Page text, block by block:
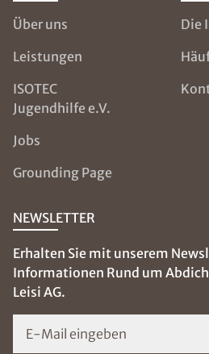
Über uns
Leistungen
ISOTEC
Jugendhilfe e.V.
Jobs
Grounding Page
Die
NEWSLETTER
Erhalten Sie mit unserem
Informationen Rund um
Leisi AG.
E-Mail eingeben